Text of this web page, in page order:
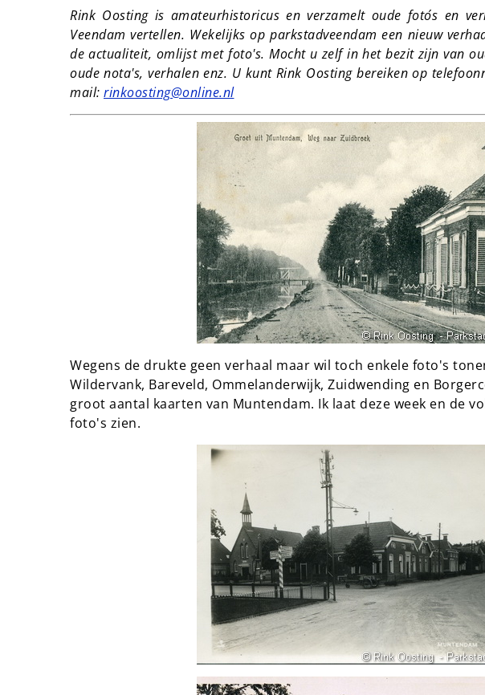
Rink Oosting is amateurhistoricus en verzamelt oude foto´s en
Veendam vertellen. Wekelijks op parkstadveendam een nieuw
de actualiteit, omlijst met foto's. Mocht u zelf in het bezit zijn van
oude nota's, verhalen enz. U kunt Rink Oosting bereiken op
mail: rinkoosting@online.nl
Wegens de drukte geen verhaal maar wil toch enkele foto's
Wildervank, Bareveld, Ommelanderwijk, Zuidwending en
groot aantal kaarten van Muntendam. Ik laat deze week en de
foto's zien.